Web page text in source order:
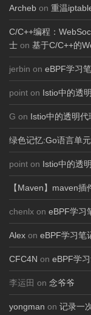
Archeb on 重温
C/C++编程：
士 on 基于C/C++的
jerbin on eBPF学习
point on Istio中的透
G on Istio中的透明代
绿色记忆:Go语言单
point on Istio中的透
【Maven】maven
chenlx on eBPF学习
Alex on eBPF学习笔
CFC4N on eBPF学
李运田 on 念爷爷
yongman on 记录一